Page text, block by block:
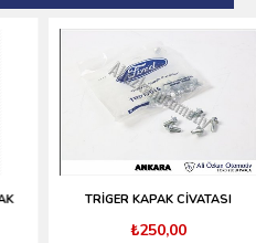
TRİGER KAPAK CİVATASI
₺250,00